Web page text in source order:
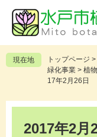
の
先
頭
ー
を
飛
現在地 トップページ >
緑化事業 > 植
17年2月26日
2017年2月